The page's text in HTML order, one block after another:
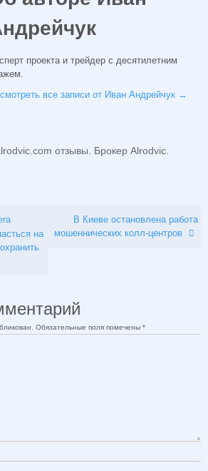
проекта и трейдер с десятилетним
все записи от Иван Андрейчук →
отзывы, Брокер Alrodvic.
на
В Киеве остановлена работа
мошеннических колл-центров
Обязательные поля помечены *